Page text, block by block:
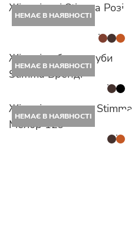
НЕМАЄ В НАЯВНОСТІ
Жіночі уггі Stimma Розі
НЕМАЄ В НАЯВНОСТІ
Жіночі чоботи-труби
Stimma Бренді
НЕМАЄ В НАЯВНОСТІ
Жіночі мокасини Stimma
Мелор 129